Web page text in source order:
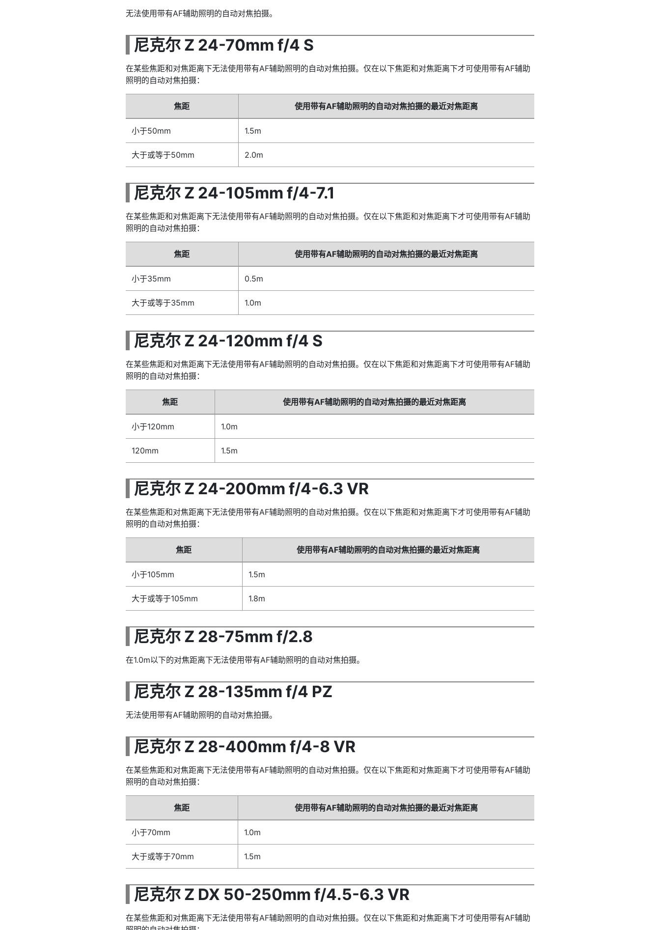
无法使用带有AF辅助照明的自动对焦拍摄。
尼克尔 Z 24-70mm f/4 S
在某些焦距和对焦距离下无法使用带有AF辅助照明的自动对焦拍摄。仅在以下焦距和对焦距离下才可使用带有AF辅助
照明的自动对焦拍摄：
焦距 使用带有AF辅助照明的自动对焦拍摄的最近对焦距离
小于50mm 1.5m
大于或等于50mm 2.0m
尼克尔 Z 24-105mm f/4-7.1
在某些焦距和对焦距离下无法使用带有AF辅助照明的自动对焦拍摄。仅在以下焦距和对焦距离下才可使用带有AF辅助
照明的自动对焦拍摄：
焦距 使用带有AF辅助照明的自动对焦拍摄的最近对焦距离
小于35mm 0.5m
大于或等于35mm 1.0m
尼克尔 Z 24-120mm f/4 S
在某些焦距和对焦距离下无法使用带有AF辅助照明的自动对焦拍摄。仅在以下焦距和对焦距离下才可使用带有AF辅助
照明的自动对焦拍摄：
焦距 使用带有AF辅助照明的自动对焦拍摄的最近对焦距离
小于120mm 1.0m
120mm 1.5m
尼克尔 Z 24-200mm f/4-6.3 VR
在某些焦距和对焦距离下无法使用带有AF辅助照明的自动对焦拍摄。仅在以下焦距和对焦距离下才可使用带有AF辅助
照明的自动对焦拍摄：
焦距 使用带有AF辅助照明的自动对焦拍摄的最近对焦距离
小于105mm 1.5m
大于或等于105mm 1.8m
尼克尔 Z 28-75mm f/2.8
在1.0m以下的对焦距离下无法使用带有AF辅助照明的自动对焦拍摄。
尼克尔 Z 28-135mm f/4 PZ
无法使用带有AF辅助照明的自动对焦拍摄。
尼克尔 Z 28-400mm f/4-8 VR
在某些焦距和对焦距离下无法使用带有AF辅助照明的自动对焦拍摄。仅在以下焦距和对焦距离下才可使用带有AF辅助
照明的自动对焦拍摄：
焦距 使用带有AF辅助照明的自动对焦拍摄的最近对焦距离
小于70mm 1.0m
大于或等于70mm 1.5m
尼克尔 Z DX 50-250mm f/4.5-6.3 VR
在某些焦距和对焦距离下无法使用带有AF辅助照明的自动对焦拍摄。仅在以下焦距和对焦距离下才可使用带有AF辅助